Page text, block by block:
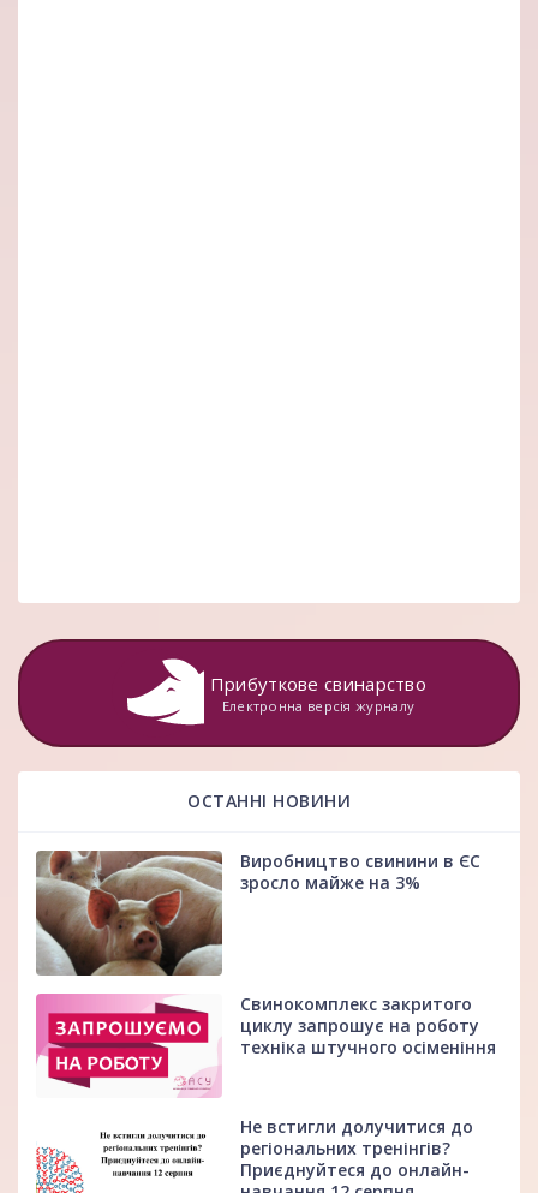
Прибуткове свинарство
Електронна версія журналу
ОСТАННІ НОВИНИ
Виробництво свинини в ЄС
зросло майже на 3%
Свинокомплекс закритого
циклу запрошує на роботу
техніка штучного осіменіння
Не встигли долучитися до
регіональних тренінгів?
Приєднуйтеся до онлайн-